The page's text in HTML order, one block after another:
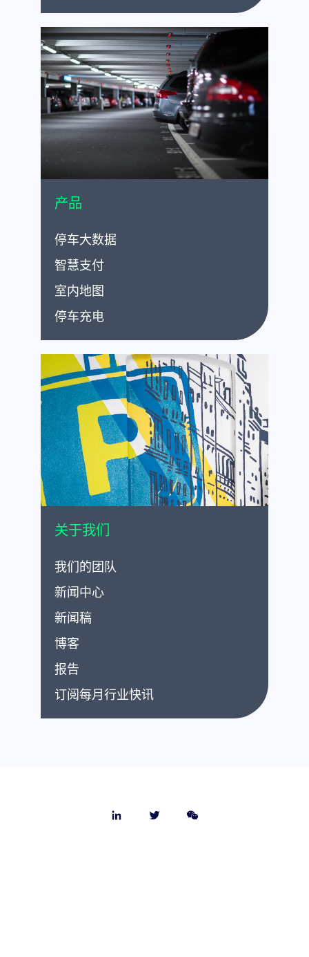
产品
停车大数据
智慧支付
室内地图
停车充电
关于我们
我们的团队
新闻中心
新闻稿
博客
报告
订阅每月行业快讯